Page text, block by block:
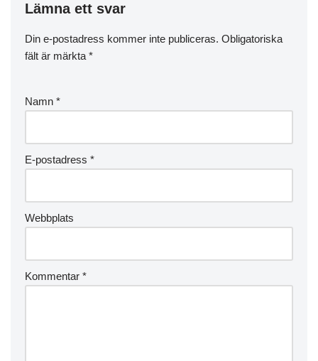
Lämna ett svar
Din e-postadress kommer inte publiceras. Obligatoriska
fält är märkta *
Namn *
E-postadress *
Webbplats
Kommentar *